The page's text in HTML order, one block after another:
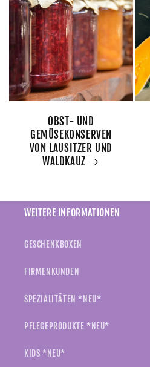
OBST- UND
GEMÜSEKONSERVEN
VON LAUSITZER UND
WALDKAUZ
WEITERE INFORMATIONEN
GESCHENKBOXEN
FIRMENKUNDEN
SPEZIALITÄTEN *NEU*
PFLEGEPRODUKTE *NEU*
KIDS *NEU*